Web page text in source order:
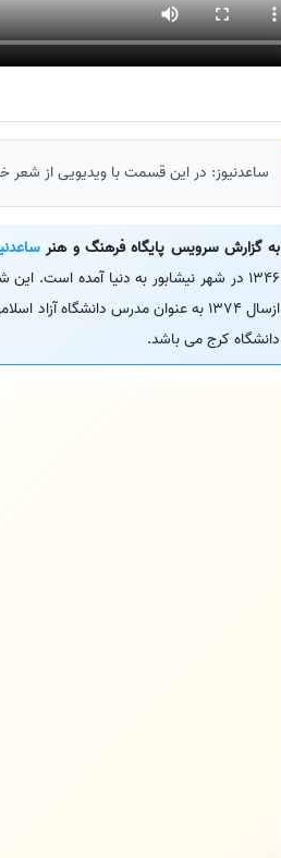
ساعدنیوز: در این قسمت با ویدیویی از شعر
به گزارش سرویس پایگاه فرهنگ و هنر
1346 در شهر نیشابور به دنیا آمده
ازسال 1374 به عنوان مدرس دانشگاه
دانشگاه کرج می باشد.